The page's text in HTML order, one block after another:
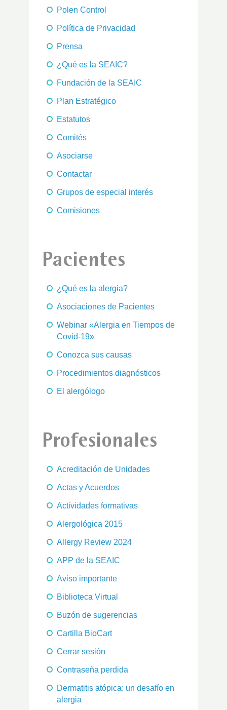
Polen Control
Política de Privacidad
Prensa
¿Qué es la SEAIC?
Fundación de la SEAIC
Plan Estratégico
Estatutos
Comités
Asociarse
Contactar
Grupos de especial interés
Comisiones
Pacientes
¿Qué es la alergia?
Asociaciones de Pacientes
Webinar «Alergia en Tiempos de
Covid-19»
Conozca sus causas
Procedimientos diagnósticos
El alergólogo
Profesionales
Acreditación de Unidades
Actas y Acuerdos
Actividades formativas
Alergológica 2015
Allergy Review 2024
APP de la SEAIC
Aviso importante
Biblioteca Virtual
Buzón de sugerencias
Cartilla BioCart
Cerrar sesión
Contraseña perdida
Dermatitis atópica: un desafío en
alergia